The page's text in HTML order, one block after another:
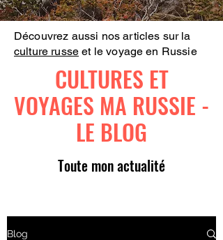
Découvrez aussi nos articles sur la
culture russe et le voyage en Russie
CULTURES ET
VOYAGES MA RUSSIE -
LE BLOG
Toute mon actualité
Blog